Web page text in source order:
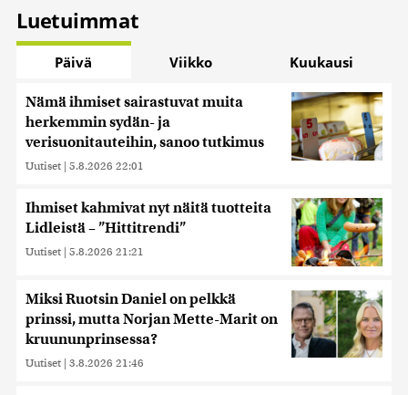
Luetuimmat
Päivä Viikko Kuukausi
Nämä ihmiset sairastuvat muita
herkemmin sydän- ja
verisuonitauteihin, sanoo tutkimus
Uutiset | 5.8.2026 22:01
Ihmiset kahmivat nyt näitä tuotteita
Lidleistä – ”Hittitrendi”
Uutiset | 5.8.2026 21:21
Miksi Ruotsin Daniel on pelkkä
prinssi, mutta Norjan Mette-Marit on
kruununprinsessa?
Uutiset | 3.8.2026 21:46